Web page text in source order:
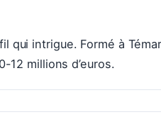
qui intrigue. Formé à
12 millions d’euros.